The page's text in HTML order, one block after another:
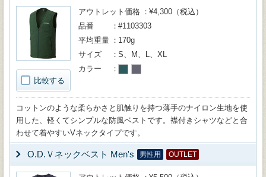
比較する
アウトレット価格
¥4,300（税込）
品番
#1103303
平均重量
170g
サイズ
S、M、L、XL
カラー
コットンのような柔らかさと肌触りを持つ薄手のナイロン生地を使
用した、軽くてシンプルな防風ベストです。襟付きシャツなどと合
わせて着やすいVネックタイプです。
O.D.Ｖネックベスト Men's 男性用 OUTLET